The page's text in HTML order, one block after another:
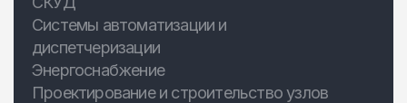
Системы автоматизации и
диспетчеризации
Энергоснабжение
Проектирование и строительство узлов